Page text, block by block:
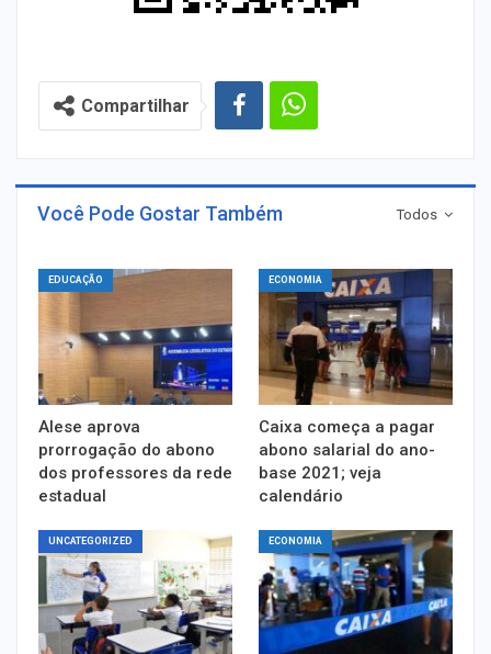
Compartilhar
Todos
Você Pode Gostar Também
EDUCAÇÃO
Alese aprova
prorrogação do abono
dos professores da rede
estadual
ECONOMIA
Caixa começa a pagar
abono salarial do ano-
base 2021; veja
calendário
UNCATEGORIZED ECONOMIA